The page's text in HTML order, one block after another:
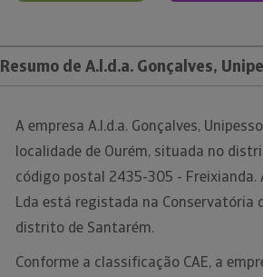
Resumo de A.l.d.a. Gonçalves,
A empresa A.l.d.a. Gonçalves,
localidade de Ourém, situada no
código postal 2435-305 - Freixianda.
Lda está registada na Conservatória
distrito de Santarém.
Conforme a classificação CAE, a